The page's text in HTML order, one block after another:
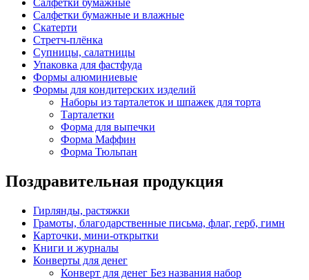
Салфетки бумажные
Салфетки бумажные и влажные
Скатерти
Стретч-плёнка
Супницы, салатницы
Упаковка для фастфуда
Формы алюминиевые
Формы для кондитерских изделий
Наборы из тарталеток и шпажек для торта
Тарталетки
Форма для выпечки
Форма Маффин
Форма Тюльпан
Поздравительная продукция
Гирлянды, растяжки
Грамоты, благодарственные письма, флаг, герб, гимн
Карточки, мини-открытки
Книги и журналы
Конверты для денег
Конверт для денег Без названия набор